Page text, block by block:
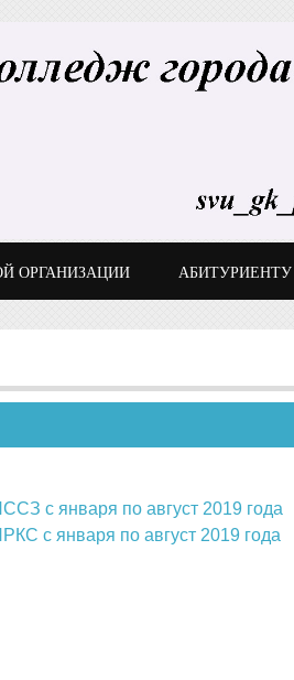
ОРГАНИЗАЦИИ АБИТУРИЕНТУ
с января по август 2019 года
с января по август 2019 года